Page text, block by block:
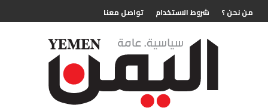
من نحن ؟ شروط الاستخدام تواصل معنا